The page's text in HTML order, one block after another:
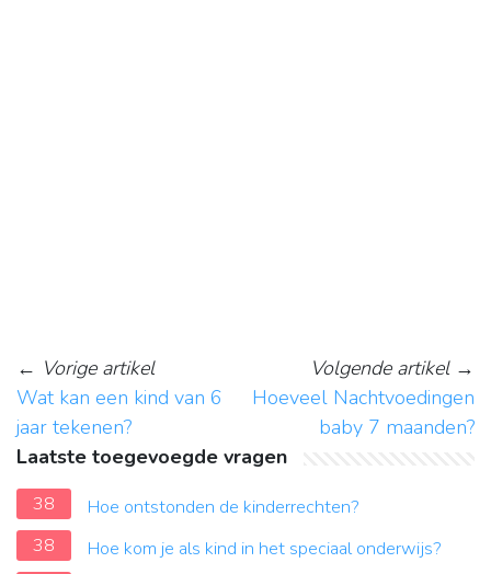
← Vorige artikel
Wat kan een kind van 6
jaar tekenen?
Volgende artikel→
Hoeveel Nachtvoedingen
baby 7 maanden?
Laatste toegevoegde vragen
38
Hoe ontstonden de kinderrechten?
38
Hoe kom je als kind in het speciaal onderwijs?